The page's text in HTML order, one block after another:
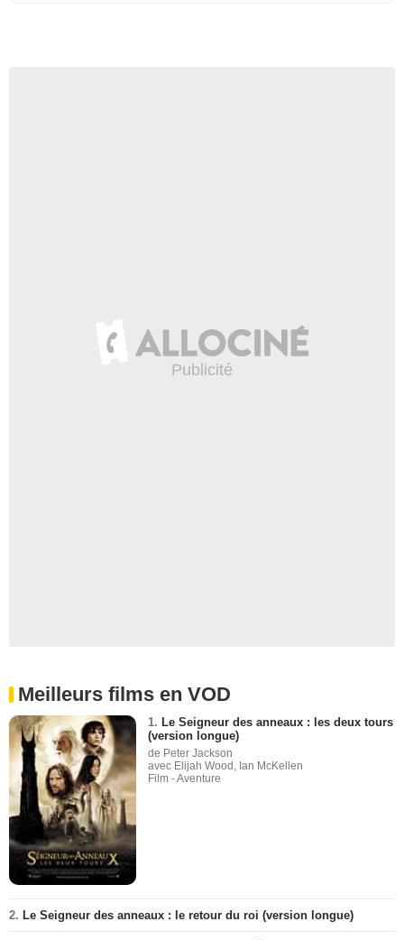
Meilleurs films en VOD
1. Le Seigneur des anneaux : les deux tours
(version longue)
de Peter Jackson
avec Elijah Wood, Ian McKellen
Film - Aventure
2. Le Seigneur des anneaux : le retour du roi (version longue)